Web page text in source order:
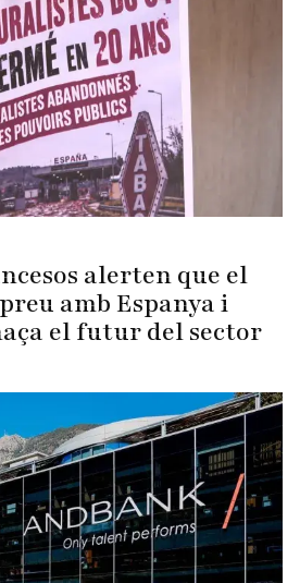
alerten que el
amb Espanya i
el futur del sector